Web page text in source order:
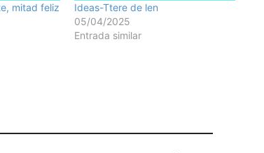
mitad feliz
Ideas-Ttere de len
05/04/2025
Entrada similar